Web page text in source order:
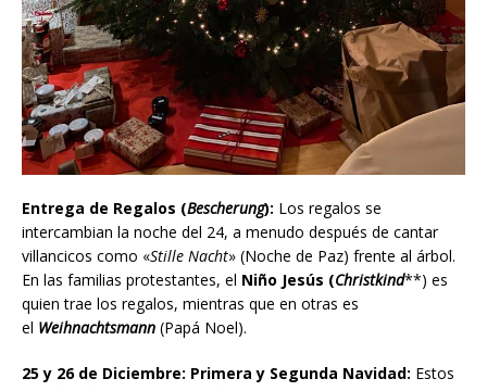
Entrega de Regalos (Bescherung): Los regalos se
intercambian la noche del 24, a menudo después de cantar
villancicos como «Stille Nacht» (Noche de Paz) frente al árbol.
En las familias protestantes, el Niño Jesús (Christkind**) es
quien trae los regalos, mientras que en otras es
el Weihnachtsmann (Papá Noel).
25 y 26 de Diciembre: Primera y Segunda Navidad: Estos